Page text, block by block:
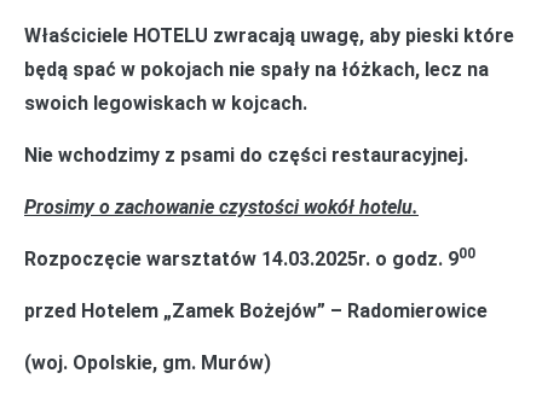
Właściciele HOTELU zwracają uwagę, aby pieski które
będą spać w pokojach nie spały na łóżkach, lecz na
swoich legowiskach w kojcach.
Nie wchodzimy z psami do części restauracyjnej.
Prosimy o zachowanie czystości wokół hotelu.
Rozpoczęcie warsztatów 14.03.2025r. o godz. 900
przed Hotelem „Zamek Bożejów” – Radomierowice
(woj. Opolskie, gm. Murów)